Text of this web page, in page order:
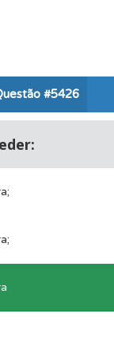
adicionais.
para o
o seu!
na plataforma.
#5426